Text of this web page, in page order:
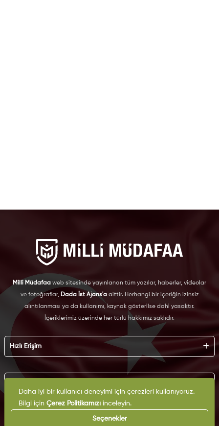
Milli Müdafaa web sitesinde yayınlanan tüm yazılar, haberler, videolar
ve fotoğraflar, Dada İst Ajans'aaittir. Herhangi bir içeriğin izinsiz
alıntılanması ya da kullanımı, kaynak gösterilse dahi yasaktır.
İçeriklerimiz üzerinde her türlü hakkımız saklıdır.
Hızlı Erişim
Künye
Reklam
İş Birliği
Arşiv
İletişim
KVKK
Çerez Politikası
Daha iyi bir kullanıcı deneyimi için çerezleri kullanıyoruz.
Bilgi için Çerez Politikamızıinceleyin.
Seçenekler